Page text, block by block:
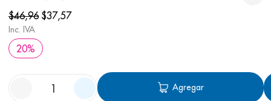
$46,96 $37,57
Inc. IVA
20%
Agregar
2. pañales
3.
4. cerave
5. nivea
bioderma